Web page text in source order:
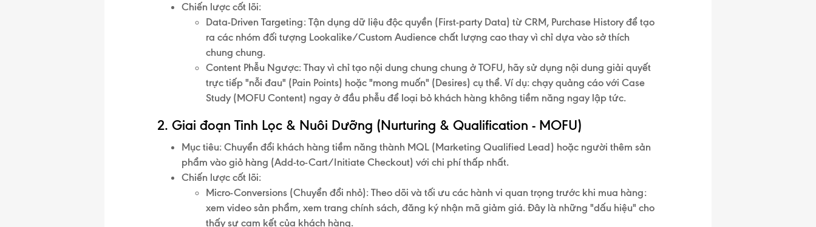
Chiến lược cốt lõi:
Data-Driven Targeting: Tận dụng dữ liệu độc quyền (First-party Data) từ CRM, Purchase History để tạo
ra các nhóm đối tượng Lookalike/Custom Audience chất lượng cao thay vì chỉ dựa vào sở thích
chung chung.
Content Phễu Ngược: Thay vì chỉ tạo nội dung chung chung ở TOFU, hãy sử dụng nội dung giải quyết
trực tiếp "nỗi đau" (Pain Points) hoặc "mong muốn" (Desires) cụ thể. Ví dụ: chạy quảng cáo với Case
Study (MOFU Content) ngay ở đầu phễu để loại bỏ khách hàng không tiềm năng ngay lập tức.
2. Giai đoạn Tinh Lọc & Nuôi Dưỡng (Nurturing & Qualification - MOFU)
Mục tiêu: Chuyển đổi khách hàng tiềm năng thành MQL (Marketing Qualified Lead) hoặc người thêm sản
phẩm vào giỏ hàng (Add-to-Cart/Initiate Checkout) với chi phí thấp nhất.
Chiến lược cốt lõi:
Micro-Conversions (Chuyển đổi nhỏ): Theo dõi và tối ưu các hành vi quan trọng trước khi mua hàng:
xem video sản phẩm, xem trang chính sách, đăng ký nhận mã giảm giá. Đây là những "dấu hiệu" cho
thấy sự cam kết của khách hàng.